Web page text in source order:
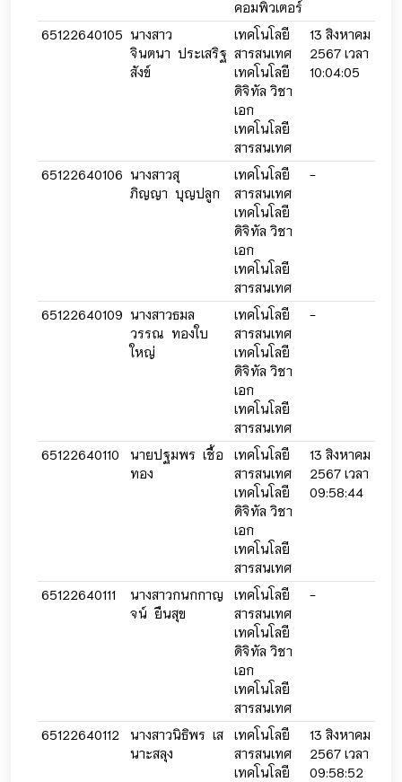
คอมพิวเตอร์
65122640105 นางสาว
จินตนา ประเสริฐ
สังข์
เทคโนโลยี
สารสนเทศ
เทคโนโลยี
ดิจิทัล วิชา
เอก
เทคโนโลยี
สารสนเทศ
13 สิงหาคม
2567 เวลา
10:04:05
65122640106 นางสาวสุ
ภิญญา บุญปลูก
เทคโนโลยี
สารสนเทศ
เทคโนโลยี
ดิจิทัล วิชา
เอก
เทคโนโลยี
สารสนเทศ
-
65122640109 นางสาวธมล
วรรณ ทองใบ
ใหญ่
เทคโนโลยี
สารสนเทศ
เทคโนโลยี
ดิจิทัล วิชา
เอก
เทคโนโลยี
สารสนเทศ
-
65122640110
นายปฐมพร เชื้อ
ทอง
เทคโนโลยี
สารสนเทศ
เทคโนโลยี
ดิจิทัล วิชา
เอก
เทคโนโลยี
สารสนเทศ
13 สิงหาคม
2567 เวลา
09:58:44
65122640111
นางสาวกนกกาญ
จน์ ยืนสุข
เทคโนโลยี
สารสนเทศ
เทคโนโลยี
ดิจิทัล วิชา
เอก
เทคโนโลยี
สารสนเทศ
-
65122640112
นางสาวนิธิพร เส
นาะสลุง
เทคโนโลยี
สารสนเทศ
เทคโนโลยี
13 สิงหาคม
2567 เวลา
09:58:52